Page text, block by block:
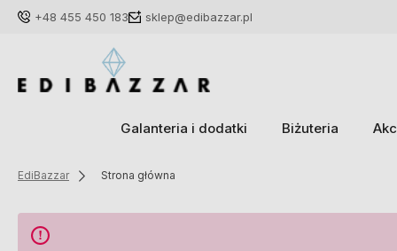
+48 455 450 183 sklep@edibazzar.pl
Galanteria i dodatki Biżuteria
EdiBazzar Strona główna